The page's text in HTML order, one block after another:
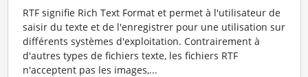
RTF signifie Rich Text Format et permet à l'utilisateur de
saisir du texte et de l'enregistrer pour une utilisation sur
différents systèmes d'exploitation. Contrairement à
d'autres types de fichiers texte, les fichiers RTF
n'acceptent pas les images,...